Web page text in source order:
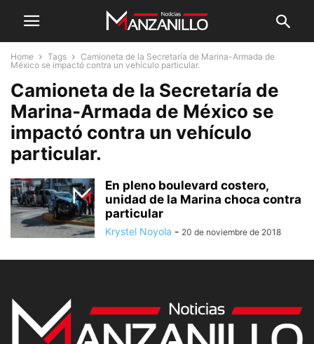
Home Tags
Camioneta de la Secretaría de Marina-Armada de
México se impactó contra un vehículo particular.
Camioneta de la Secretaría de
Marina-Armada de México se
impactó contra un vehículo
particular.
En pleno boulevard costero,
unidad de la Marina choca contra
particular
Krystel Noyola - 20 de noviembre de 2018